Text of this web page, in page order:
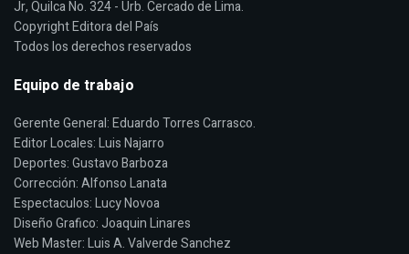
Jr, Quilca No. 324 - Urb. Cercado de Lima.
Copyright Editora del País
Todos los derechos reservados
Equipo de trabajo
Gerente General: Eduardo Torres Carrasco.
Editor Locales: Luis Najarro
Deportes: Gustavo Barboza
Corrección: Alfonso Lanata
Espectaculos: Lucy Novoa
Diseño Grafico: Joaquin Linares
Web Master: Luis A. Valverde Sanchez